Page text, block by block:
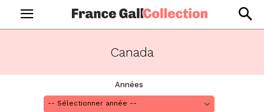
Canada
Années